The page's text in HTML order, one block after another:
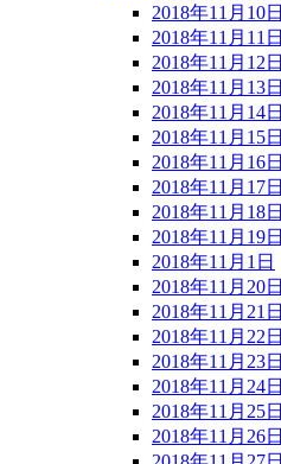
2018年11月10日
2018年11月11日
2018年11月12日
2018年11月13日
2018年11月14日
2018年11月15日
2018年11月16日
2018年11月17日
2018年11月18日
2018年11月19日
2018年11月1日
2018年11月20日
2018年11月21日
2018年11月22日
2018年11月23日
2018年11月24日
2018年11月25日
2018年11月26日